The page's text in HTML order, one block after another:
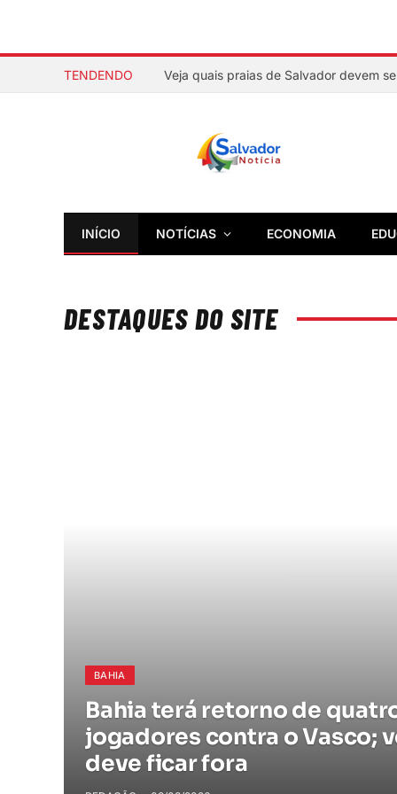
TENDENDO
INÍCIO NOTÍCIAS ECONOMIA
DESTAQUES DO SITE
BAHIA
Bahia terá retorno de
jogadores contra o Vasco;
deve ficar fora